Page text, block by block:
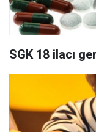
SGK 18 ilacı